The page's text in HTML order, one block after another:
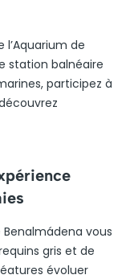
l’Aquarium de
station balnéaire
participez à
vous
gris et de
évoluer